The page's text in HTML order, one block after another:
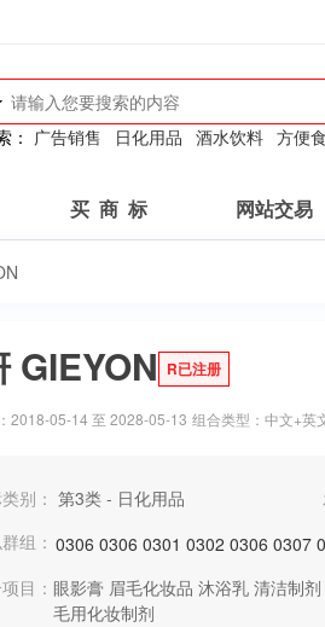
： 广告销售 日化用品 酒水饮料 方便
买 商 标 网站交易
GIEYON R已注册
2018-05-14 至 2028-05-13 组合类型：中文+英
别： 第3类 - 日化用品
组： 0306 0306 0301 0302 0306 0307
目： 眼影膏 眉毛化妆品 沐浴乳 清洁制剂
毛用化妆制剂